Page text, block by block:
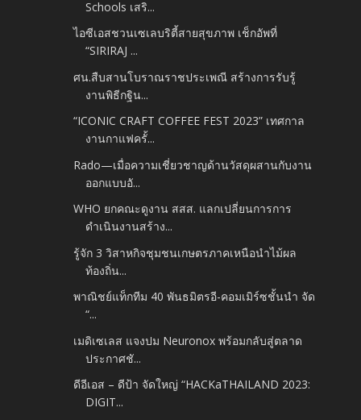
Schools เสริ...
ไอซีเอสชวนเซเลบริตี้สายสุขภาพ เช็กอัพที่
“SIRIRAJ ...
ศน.สืบสานโบราณราชประเพณี สร้างการรับรู้
งานพิธีกฐิน...
“ICONIC CRAFT COFFEE FEST 2023” เทศกาล
งานกาแฟครั้...
Rado—เมื่อความเชี่ยวชาญด้านวัสดุผสานกับงาน
ออกแบบอั...
WHO ยกคณะดูงาน สสส. แลกเปลี่ยนการการ
ดำเนินงานสร้าง...
รู้จัก 3 วิสาหกิจชุมชนเกษตรภาคเหนือนำไม้ผล
ท้องถิ่น...
พาณิชย์แท็กทีม 40 พันธมิตรอี-คอมเมิร์ซชั้นนำ จัด
“...
เมดิเซเลส แจงปม Neuronox พร้อมกลับสู่ตลาด
ประกาศชั...
ดีอีเอส – ดีป้า จัดใหญ่ “HACKaTHAILAND 2023:
DIGIT...